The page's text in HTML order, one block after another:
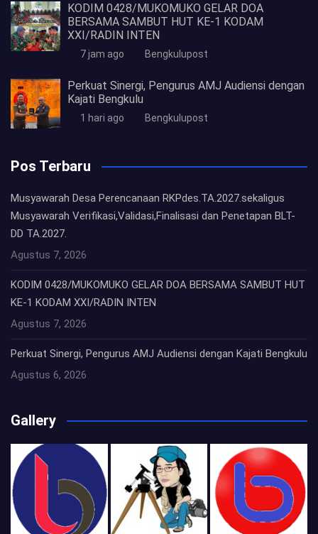
KODIM 0428/MUKOMUKO GELAR DOA
BERSAMA SAMBUT HUT KE-1 KODAM
XXI/RADIN INTEN
7 jam ago Bengkulupost
Perkuat Sinergi, Pengurus AMJ Audiensi dengan
Kajati Bengkulu
1 hari ago Bengkulupost
Pos Terbaru
Musyawarah Desa Perencanaan RKPdes.TA.2027.sekaligus
Musyawarah Verifikasi,Validasi,Finalisasi dan Penetapan BLT-
DD TA.2027.
Agustus 7, 2026
KODIM 0428/MUKOMUKO GELAR DOA BERSAMA SAMBUT HUT
KE-1 KODAM XXI/RADIN INTEN
Agustus 7, 2026
Perkuat Sinergi, Pengurus AMJ Audiensi dengan Kajati Bengkulu
Agustus 6, 2026
Gallery